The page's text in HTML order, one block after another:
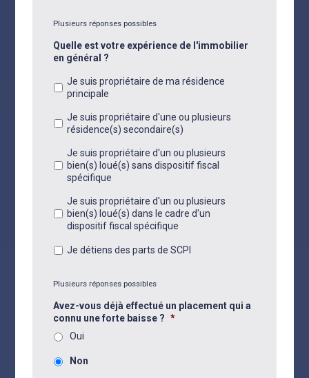
Plusieurs réponses possibles
Quelle est votre expérience de l'immobilier
en général ?
Je suis propriétaire de ma résidence
principale
Je suis propriétaire d'une ou plusieurs
résidence(s) secondaire(s)
Je suis propriétaire d'un ou plusieurs
bien(s) loué(s) sans dispositif fiscal
spécifique
Je suis propriétaire d'un ou plusieurs
bien(s) loué(s) dans le cadre d'un
dispositif fiscal spécifique
Je détiens des parts de SCPI
Plusieurs réponses possibles
Avez-vous déjà effectué un placement qui a
connu une forte baisse ? *
Oui
Non